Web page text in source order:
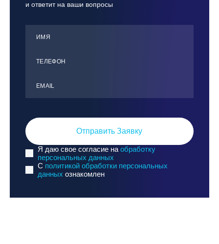
и ответит на ваши вопросы
ИМЯ
ТЕЛЕФОН
ЕMАIL
Отправить Заявку
Я даю свое согласие на обработку
персональных данных
C политикой обработки персональных
данных ознакомлен